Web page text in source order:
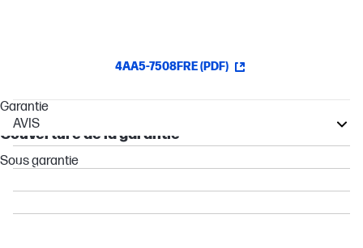
4AA5-7508FRE (PDF)
Garantie
Couverture de la garantie
Sous garantie
AVIS
DeskJet
Photosmart
OfficeJet
Envy